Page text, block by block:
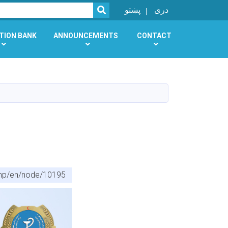
SEARCH
پښتو دری
BANK ANNOUNCEMENTS CONTACT
en/node/10195